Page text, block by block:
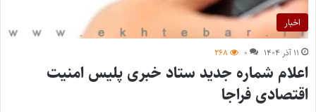
اخبار
۱۱ آذر ۱۴۰۴ ۰ ۲۶۸
اعلام شماره جدید ستاد خبری پلیس امنیت
اقتصادی فراجا